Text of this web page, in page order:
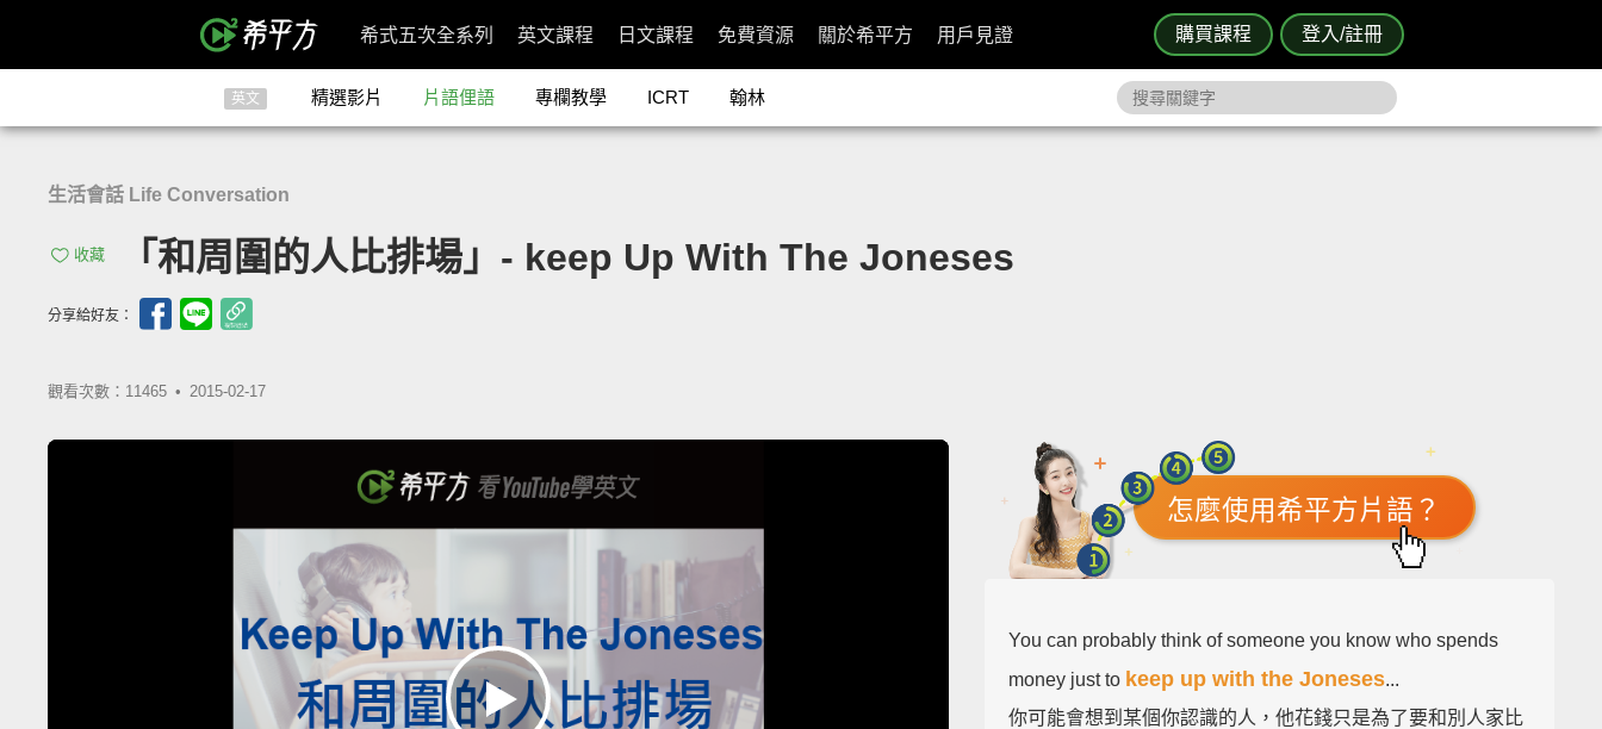
購買課程 登入/註冊
希式五次全系列 英文課程 日文課程 免費資源 關於希平方 用戶見證
英文 精選影片 片語俚語 專欄教學 ICRT 翰林
生活會話 Life Conversation
收藏 「和周圍的人比排場」- keep Up With The Joneses
分享給好友：
觀看次數：11465 • 2015-02-17
怎麼使用希平方片語？
You can probably think of someone you know who spends
money just to keep up with the Joneses...
你可能會想到某個你認識的人，他花錢只是為了要和別人家比